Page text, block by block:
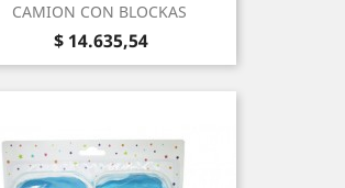
CAMION CON BLOCKAS
Precio
$ 14.635,54